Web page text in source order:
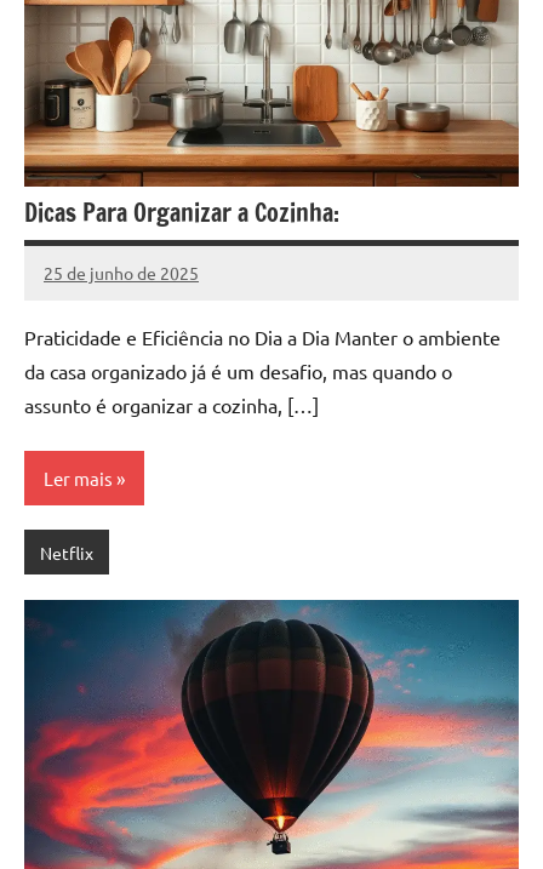
Dicas Para Organizar a Cozinha:
25 de junho de 2025
Silveira
Nenhum
Praticidade e Eficiência no Dia a Dia Manter o ambiente
da casa organizado já é um desafio, mas quando o
assunto é organizar a cozinha, […]
Ler mais
Netflix